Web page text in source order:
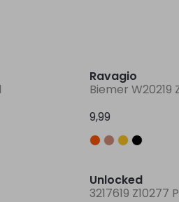
Ravagio
Biemer W20219
9,99
Unlocked
3217619 Z10277